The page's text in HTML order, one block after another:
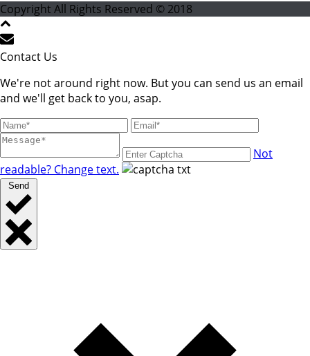
Copyright All Rights Reserved © 2018
Contact Us
We're not around right now. But you can send us an email
and we'll get back to you, asap.
Not
readable? Change text.
Send